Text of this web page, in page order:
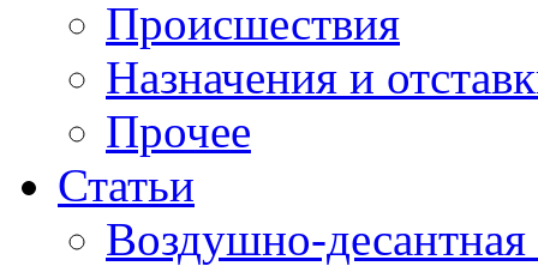
Происшествия
Назначения и
Прочее
Статьи
Воздушно-десантная